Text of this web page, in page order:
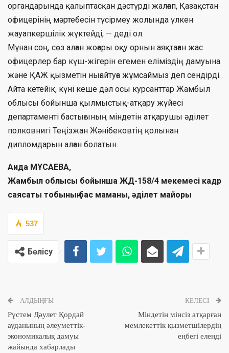
органдарында қалыптасқан дәстүрді жалғап, Қазақстан
офицерінің мәртебесін түсірмеу жолында үлкен
жауапкершілік жүктейді, — деді ол.
Мұнан соң, сөз алған жоғары оқу орнын аяқтаған жас
офицерлер бар күш-жігерін егемен еліміздің дамуына
және ҚАЖ қызметін нығайтуға жұмсаймыз деп сендірді.
Айта кетейік, күні кеше дәл осы курсанттар Жамбыл
облысы бойынша қылмыстық-атқару жүйесі
департаменті бастығының міндетін атқарушы әділет
полковнигі Теңізжан Жәнібековтің қолынан
дипломдарын алған болатын.
Аида МҰСАЕВА,
Жамбыл облысы бойынша ЖД-158/4 мекемесі кадр
саясаты тобының бас маманы, әділет майоры
537
Бөлісу
АЛДЫҢҒЫ
Рүстем Дәулет Қордай
ауданының әлеуметтік-
экономикалық дамуы
жайында хабарлады
КЕЛЕСІ
Міндетін мінсіз атқарған
мемлекеттік қызметшілердің
еңбегі еленді